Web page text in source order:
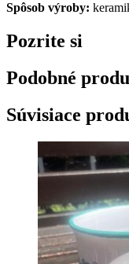
Spôsob výroby:
Pozrite si
Podobné
Súvisiace